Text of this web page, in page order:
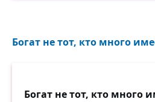
Богат не тот, кто много
Богат не тот, кто много